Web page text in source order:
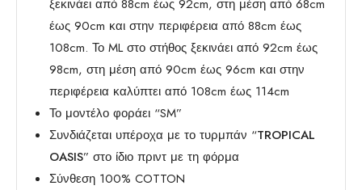
ξεκινάει από 88cm έως 92cm, στη μέση από 68cm
έως 90cm και στην περιφέρεια από 88cm έως
108cm. Το ML στο στήθος ξεκινάει από 92cm έως
98cm, στη μέση από 90cm έως 96cm και στην
περιφέρεια καλύπτει από 108cm έως 114cm
Το μοντέλο φοράει “SM”
Συνδιάζεται υπέροχα με το τυρμπάν “TROPICAL
OASIS” στο ίδιο πριντ με τη φόρμα
Σύνθεση 100% COTTON